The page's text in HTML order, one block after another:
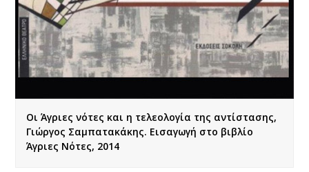
Οι Άγριες νότες και η τελεολογία της αντίστασης,
Γιώργος Σαμπατακάκης. Εισαγωγή στο βιβλίο
Άγριες Νότες, 2014